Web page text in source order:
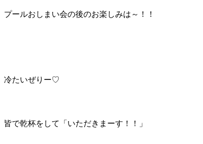
プールおしまい会の後のお楽しみは～！！
冷たいぜりー♡
皆で乾杯をして「いただきまーす！！」